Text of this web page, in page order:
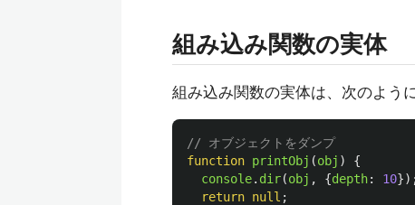
組み込み関数の実体
組み込み関数の実体は、次のよう
// オブジェクトをダンプ
function printObj (obj )
{
console. dir(obj , {depth: 10
return null ;